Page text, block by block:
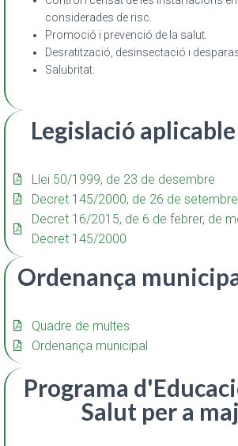
considerades de risc.
Promoció i prevenció de la salut.
Desratització, desinsectació i
Salubritat.
Legislació
Llei 50/1999, de 23 de desembre
Decret 145/2000, de 26 de setembre
Decret 16/2015, de 6 de febrer, de
Decret 145/2000
Ordenança
Quadre de multes
Ordenança municipal
Programa
Salut per a